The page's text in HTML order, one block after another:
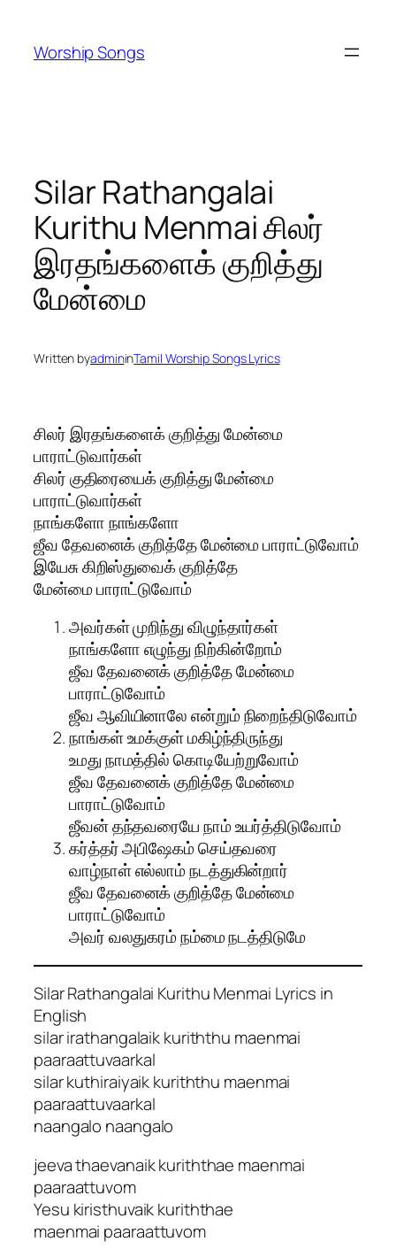
content
Worship Songs
Silar Rathangalai
Kurithu Menmai சிலர்
இரதங்களைக் குறித்து
மேன்மை
Written byadmininTamil Worship Songs Lyrics
சிலர் இரதங்களைக் குறித்து மேன்மை
பாராட்டுவார்கள்
சிலர் குதிரையைக் குறித்து மேன்மை
பாராட்டுவார்கள்
நாங்களோ நாங்களோ
ஜீவ தேவனைக் குறித்தே மேன்மை பாராட்டுவோம்
இயேசு கிறிஸ்துவைக் குறித்தே
மேன்மை பாராட்டுவோம்
அவர்கள் முறிந்து விழுந்தார்கள்
நாங்களோ எழுந்து நிற்கின்றோம்
ஜீவ தேவனைக் குறித்தே மேன்மை
பாராட்டுவோம்
ஜீவ ஆவியினாலே என்றும் நிறைந்திடுவோம்
நாங்கள் உமக்குள் மகிழ்ந்திருந்து
உமது நாமத்தில் கொடியேற்றுவோம்
ஜீவ தேவனைக் குறித்தே மேன்மை
பாராட்டுவோம்
ஜீவன் தந்தவரையே நாம் உயர்த்திடுவோம்
கர்த்தர் அபிஷேகம் செய்தவரை
வாழ்நாள் எல்லாம் நடத்துகின்றார்
ஜீவ தேவனைக் குறித்தே மேன்மை
பாராட்டுவோம்
அவர் வலதுகரம் நம்மை நடத்திடுமே
Silar Rathangalai Kurithu Menmai Lyrics in
English
silar irathangalaik kuriththu maenmai
paaraattuvaarkal
silar kuthiraiyaik kuriththu maenmai
paaraattuvaarkal
naangalo naangalo
jeeva thaevanaik kuriththae maenmai
paaraattuvom
Yesu kiristhuvaik kuriththae
maenmai paaraattuvom